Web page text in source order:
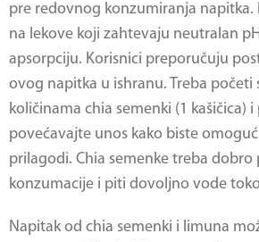
pre redovnog konzumiranja
na lekove koji zahtevaju neutralan
apsorpciju. Korisnici preporučuju
ovog napitka u ishranu. Treba početi
količinama chia semenki (1 kašičica)
povećavajte unos kako biste
prilagodi. Chia semenke treba
konzumacije i piti dovoljno vode
Napitak od chia semenki i limuna